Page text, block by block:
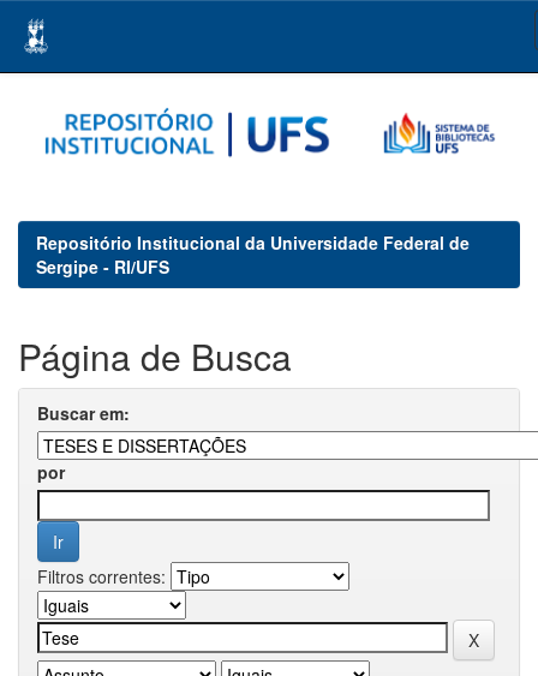
navigation
Repositório Institucional da Universidade Federal de
Sergipe - RI/UFS
Página de Busca
Buscar em:
por
Filtros correntes: